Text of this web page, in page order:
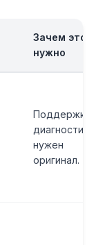
Зачем это
нужно
Поддержке и
диагностике
нужен
оригинал.